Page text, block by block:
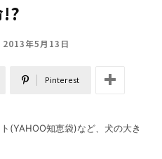
2013年5月13日
Pinterest
(YAHOO知恵袋)など、犬の大き